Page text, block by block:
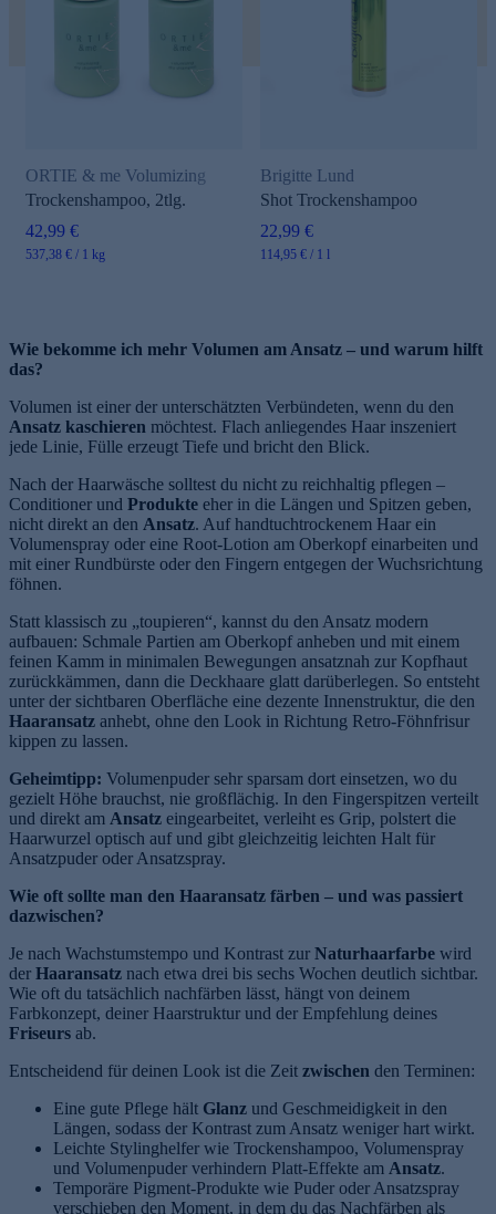
ORTIE & me Volumizing
Trockenshampoo, 2tlg.
42,99 €
537,38 € / 1 kg
Brigitte Lund
Shot Trockenshampoo
22,99 €
114,95 € / 1 l
Wie bekomme ich mehr Volumen am Ansatz – und warum hilft
das?
Volumen ist einer der unterschätzten Verbündeten, wenn du den
Ansatz kaschieren möchtest. Flach anliegendes Haar inszeniert
jede Linie, Fülle erzeugt Tiefe und bricht den Blick.
Nach der Haarwäsche solltest du nicht zu reichhaltig pflegen –
Conditioner und Produkte eher in die Längen und Spitzen geben,
nicht direkt an den Ansatz. Auf handtuchtrockenem Haar ein
Volumenspray oder eine Root-Lotion am Oberkopf einarbeiten und
mit einer Rundbürste oder den Fingern entgegen der Wuchsrichtung
föhnen.
Statt klassisch zu „toupieren“, kannst du den Ansatz modern
aufbauen: Schmale Partien am Oberkopf anheben und mit einem
feinen Kamm in minimalen Bewegungen ansatznah zur Kopfhaut
zurückkämmen, dann die Deckhaare glatt darüberlegen. So entsteht
unter der sichtbaren Oberfläche eine dezente Innenstruktur, die den
Haaransatz anhebt, ohne den Look in Richtung Retro-Föhnfrisur
kippen zu lassen.
Geheimtipp: Volumenpuder sehr sparsam dort einsetzen, wo du
gezielt Höhe brauchst, nie großflächig. In den Fingerspitzen verteilt
und direkt am Ansatz eingearbeitet, verleiht es Grip, polstert die
Haarwurzel optisch auf und gibt gleichzeitig leichten Halt für
Ansatzpuder oder Ansatzspray.
Wie oft sollte man den Haaransatz färben – und was passiert
dazwischen?
Je nach Wachstumstempo und Kontrast zur Naturhaarfarbe wird
der Haaransatz nach etwa drei bis sechs Wochen deutlich sichtbar.
Wie oft du tatsächlich nachfärben lässt, hängt von deinem
Farbkonzept, deiner Haarstruktur und der Empfehlung deines
Friseurs ab.
Entscheidend für deinen Look ist die Zeit zwischen den Terminen:
Eine gute Pflege hält Glanz und Geschmeidigkeit in den
Längen, sodass der Kontrast zum Ansatz weniger hart wirkt.
Leichte Stylinghelfer wie Trockenshampoo, Volumenspray
und Volumenpuder verhindern Platt-Effekte am Ansatz.
Temporäre Pigment-Produkte wie Puder oder Ansatzspray
verschieben den Moment, in dem du das Nachfärben als